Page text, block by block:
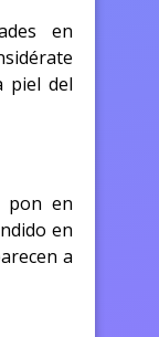
en
piel del
pon en
en
a